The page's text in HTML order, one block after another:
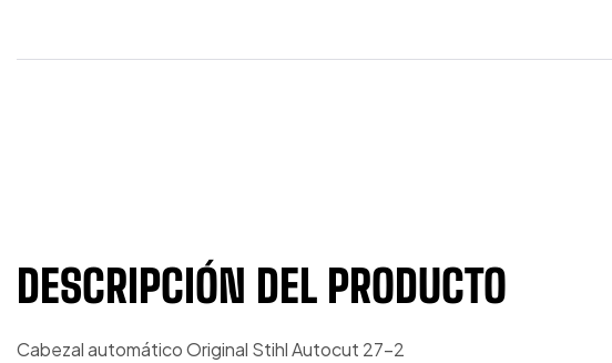
DESCRIPCIÓN DEL PRODUCTO
Cabezal automático Original Stihl Autocut 27-2